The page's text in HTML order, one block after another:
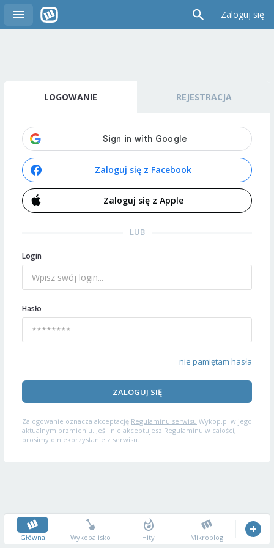
Zaloguj się
LOGOWANIE REJESTRACJA
Zaloguj się z Facebook
Zaloguj się z Apple
LUB
Login
Hasło
nie pamiętam hasła
ZALOGUJ SIĘ
Zalogowanie oznacza akceptację Regulaminu serwisu Wykop.pl w jego
aktualnym brzmieniu. Jeśli nie akceptujesz Regulaminu w całości,
prosimy o niekorzystanie z serwisu.
Główna Wykopalisko Hity Mikroblog